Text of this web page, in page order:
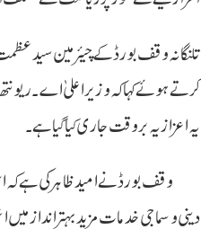
تلنگانہ وقف بورڈ کے چیئرمین سید
کرتے ہوئے کہا کہ وزیر اعلیٰ اے۔
یہ اعزازیہ بروقت جاری کیا گیا ہے۔
وقف بورڈ نے امید ظاہر کی ہے کہ
دینی و سماجی خدمات مزید بہتر انداز